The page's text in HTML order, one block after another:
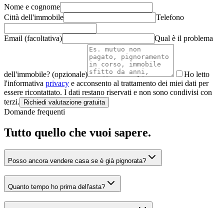
Nome e cognome
Città dell'immobile
Telefono
Email (facoltativa) Qual è il problema
dell'immobile? (opzionale)
Ho letto
l'informativa privacy e acconsento al trattamento dei miei dati per
essere ricontattato. I dati restano riservati e non sono condivisi con
terzi.
Richiedi valutazione gratuita
Domande frequenti
Tutto quello che vuoi sapere.
Posso ancora vendere casa se è già pignorata?
Quanto tempo ho prima dell'asta?